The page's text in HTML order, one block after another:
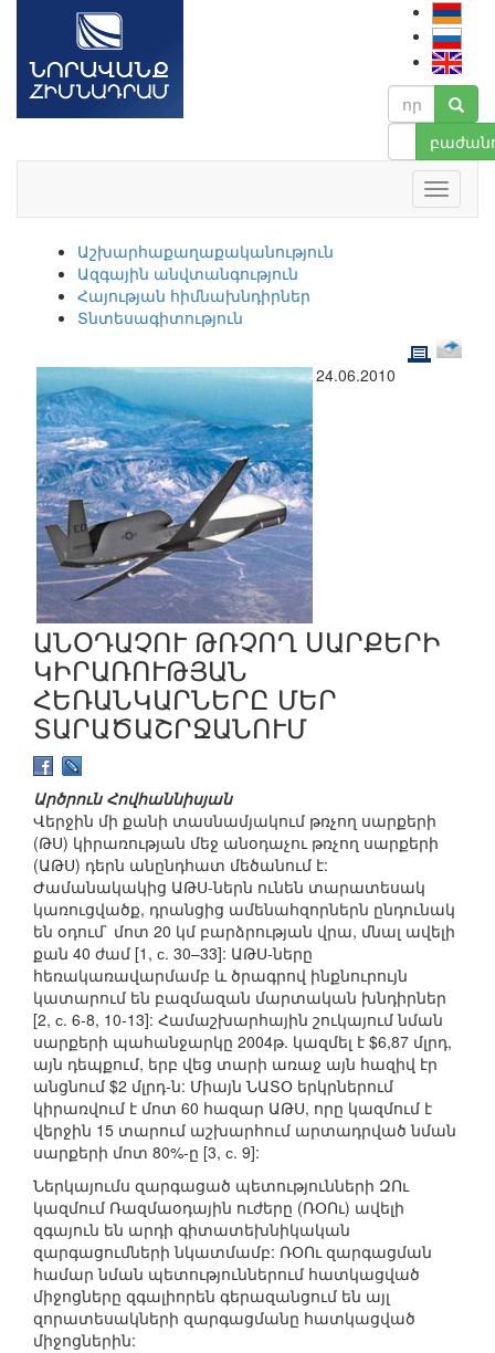
Աշխարհաքաղաքականություն
Ազգային անվտանգություն
Հայության հիմնախնդիրներ
Տնտեսագիտություն
24.06.2010
ԱՆՕԴԱՉՈՒ ԹՌՉՈՂ ՍԱՐՔԵՐԻ
ԿԻՐԱՌՈՒԹՅԱՆ
ՀԵՌԱՆԿԱՐՆԵՐԸ ՄԵՐ
ՏԱՐԱԾԱՇՐՋԱՆՈՒՄ
Արծրուն Հովհաննիսյան
Վերջին մի քանի տասնամյակում թռչող սարքերի
(ԹՍ) կիրառության մեջ անօդաչու թռչող սարքերի
(ԱԹՍ) դերն անընդհատ մեծանում է:
Ժամանակակից ԱԹՍ-ներն ունեն տարատեսակ
կառուցվածք, դրանցից ամենահզորներն ընդունակ
են օդում` մոտ 20 կմ բարձրության վրա, մնալ ավելի
քան 40 ժամ [1, с. 30–33]: ԱԹՍ-ները
հեռակառավարմամբ և ծրագրով ինքնուրույն
կատարում են բազմազան մարտական խնդիրներ
[2, с. 6-8, 10-13]: Համաշխարհային շուկայում նման
սարքերի պահանջարկը 2004թ. կազմել է $6,87 մլրդ,
այն դեպքում, երբ վեց տարի առաջ այն հազիվ էր
անցնում $2 մլրդ-ն: Միայն ՆԱՏՕ երկրներում
կիրառվում է մոտ 60 հազար ԱԹՍ, որը կազմում է
վերջին 15 տարում աշխարհում արտադրված նման
սարքերի մոտ 80%-ը [3, с. 9]:
Ներկայումս զարգացած պետությունների ԶՈւ
կազմում Ռազմաօդային ուժերը (ՌՕՈւ) ավելի
զգայուն են արդի գիտատեխնիկական
զարգացումների նկատմամբ: ՌՕՈւ զարգացման
համար նման պետություններում հատկացված
միջոցները զգալիորեն գերազանցում են այլ
զորատեսակների զարգացմանը հատկացված
միջոցներին: